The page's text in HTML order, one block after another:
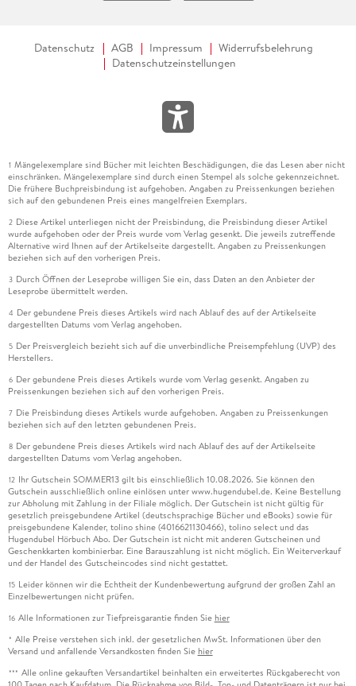
Datenschutz AGB Impressum
Widerrufsbelehrung
Datenschutzeinstellungen
1 Mängelexemplare sind Bücher mit leichten Beschädigungen, die das Lesen aber nicht
einschränken. Mängelexemplare sind durch einen Stempel als solche gekennzeichnet.
Die frühere Buchpreisbindung ist aufgehoben. Angaben zu Preissenkungen beziehen
sich auf den gebundenen Preis eines mangelfreien Exemplars.
2 Diese Artikel unterliegen nicht der Preisbindung, die Preisbindung dieser Artikel
wurde aufgehoben oder der Preis wurde vom Verlag gesenkt. Die jeweils zutreffende
Alternative wird Ihnen auf der Artikelseite dargestellt. Angaben zu Preissenkungen
beziehen sich auf den vorherigen Preis.
3 Durch Öffnen der Leseprobe willigen Sie ein, dass Daten an den Anbieter der
Leseprobe übermittelt werden.
4 Der gebundene Preis dieses Artikels wird nach Ablauf des auf der Artikelseite
dargestellten Datums vom Verlag angehoben.
5 Der Preisvergleich bezieht sich auf die unverbindliche Preisempfehlung (UVP) des
Herstellers.
6 Der gebundene Preis dieses Artikels wurde vom Verlag gesenkt. Angaben zu
Preissenkungen beziehen sich auf den vorherigen Preis.
7 Die Preisbindung dieses Artikels wurde aufgehoben. Angaben zu Preissenkungen
beziehen sich auf den letzten gebundenen Preis.
8 Der gebundene Preis dieses Artikels wird nach Ablauf des auf der Artikelseite
dargestellten Datums vom Verlag angehoben.
12 Ihr Gutschein SOMMER13 gilt bis einschließlich 10.08.2026. Sie können den
Gutschein ausschließlich online einlösen unter www.hugendubel.de. Keine Bestellung
zur Abholung mit Zahlung in der Filiale möglich. Der Gutschein ist nicht gültig für
gesetzlich preisgebundene Artikel (deutschsprachige Bücher und eBooks) sowie für
preisgebundene Kalender, tolino shine (4016621130466), tolino select und das
Hugendubel Hörbuch Abo. Der Gutschein ist nicht mit anderen Gutscheinen und
Geschenkkarten kombinierbar. Eine Barauszahlung ist nicht möglich. Ein Weiterverkauf
und der Handel des Gutscheincodes sind nicht gestattet.
15 Leider können wir die Echtheit der Kundenbewertung aufgrund der großen Zahl an
Einzelbewertungen nicht prüfen.
16 Alle Informationen zur Tiefpreisgarantie finden Sie hier
* Alle Preise verstehen sich inkl. der gesetzlichen MwSt. Informationen über den
Versand und anfallende Versandkosten finden Sie hier
*** Alle online gekauften Versandartikel beinhalten ein erweitertes Rückgaberecht von